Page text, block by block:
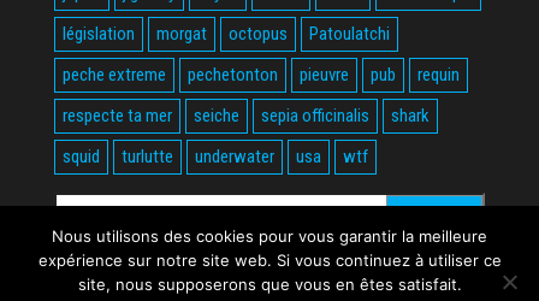
législation
morgat octopus
Patoulatchi
peche extreme
pechetonton pieuvre pub
requin
respecte ta mer
seiche sepia officinalis
shark
squid
turlutte underwater usa wtf
Rechercher :
Nous utilisons des cookies pour vous garantir la meilleure
expérience sur notre site web. Si vous continuez à utiliser ce
site, nous supposerons que vous en êtes satisfait.